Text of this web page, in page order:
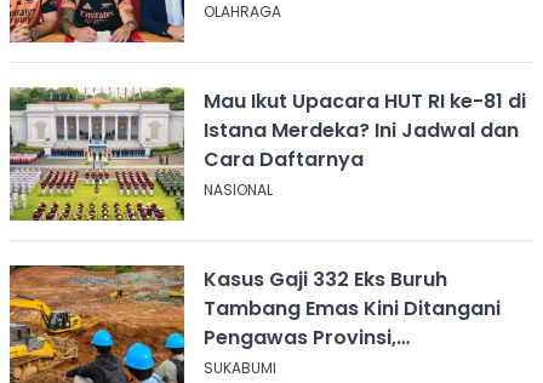
OLAHRAGA
Mau Ikut Upacara HUT RI ke-81 di
Istana Merdeka? Ini Jadwal dan
Cara Daftarnya
NASIONAL
Kasus Gaji 332 Eks Buruh
Tambang Emas Kini Ditangani
Pengawas Provinsi,
Disnakertrans Sukabumi Terus
SUKABUMI